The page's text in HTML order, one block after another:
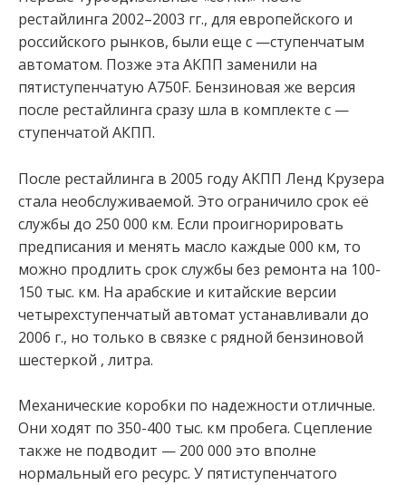
рестайлинга 2002–2003 гг., для европейского и
российского рынков, были еще с —ступенчатым
автоматом. Позже эта АКПП заменили на
пятиступенчатую A750F. Бензиновая же версия
после рестайлинга сразу шла в комплекте с —
ступенчатой АКПП.
После рестайлинга в 2005 году АКПП Ленд Крузера
стала необслуживаемой. Это ограничило срок её
службы до 250 000 км. Если проигнорировать
предписания и менять масло каждые 000 км, то
можно продлить срок службы без ремонта на 100-
150 тыс. км. На арабские и китайские версии
четырехступенчатый автомат устанавливали до
2006 г., но только в связке с рядной бензиновой
шестеркой , литра.
Механические коробки по надежности отличные.
Они ходят по 350-400 тыс. км пробега. Сцепление
также не подводит — 200 000 это вполне
нормальный его ресурс. У пятиступенчатого